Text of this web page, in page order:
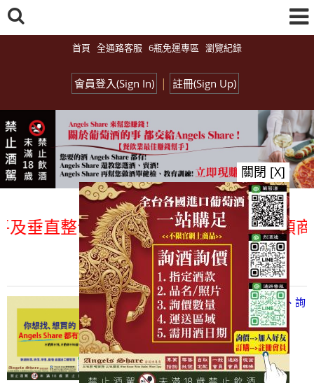
首頁 全通路客服 6瓶免運專區 瀏覽紀錄
會員登入(Sign In) | 註冊(Sign Up)
直整合、一次購足」各國進口酒類商品
總覽-促銷&活動
all events
【凡酒問Angels Share】線上選酒、詢
(尋)酒、詢價、零售、批發，看這裡!
2024/03/01
關閉 [X]